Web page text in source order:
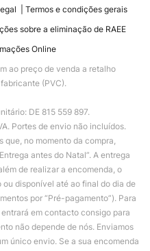
Termos e condições gerais
sobre a eliminação de RAEE
Online
ao preço de venda a retalho
(PVC).
DE 815 559 897.
Portes de envio não incluídos.
que, no momento da compra,
antes do Natal”. A entrega
de realizar a encomenda, o
disponível até ao final do dia de
por “Pré-pagamento”). Para
em contacto consigo para
não depende de nós. Enviamos
único envio. Se a sua encomenda